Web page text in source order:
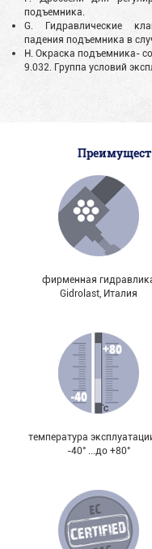
подъемника.
G. Гидравлические
падения подъемника в
H. Окраска подъемника-
9.032. Группа условий
фирменная
Gidrolast, Италия
температура
-40° ...до +80°